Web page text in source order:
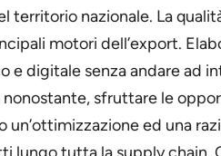
territorio nazionale. La
motori dell’export.
e digitale senza andare ad
sfruttare le
ed una